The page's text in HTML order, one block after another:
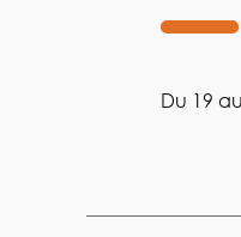
Du 19